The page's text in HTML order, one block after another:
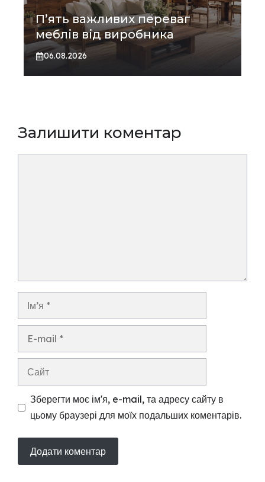
П’ять важливих переваг
меблів від виробника
06.08.2026
Залишити коментар
Ім’я
Сайт
Зберегти моє ім'я, e-mail, та адресу сайту в
цьому браузері для моїх подальших коментарів.